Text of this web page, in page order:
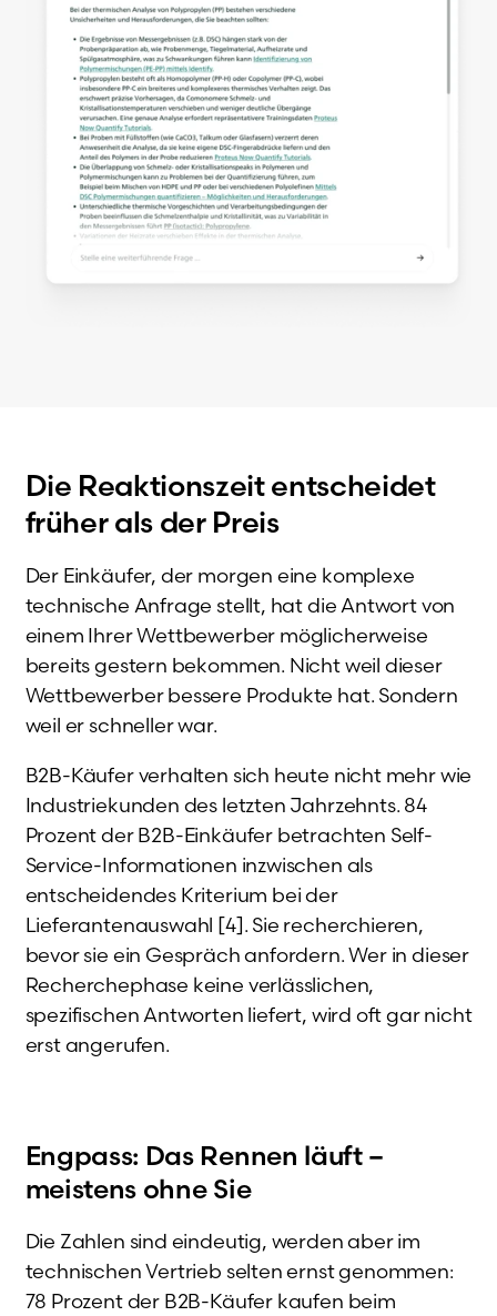
Die Reaktionszeit entscheidet
früher als der Preis
Der Einkäufer, der morgen eine komplexe
technische Anfrage stellt, hat die Antwort von
einem Ihrer Wettbewerber möglicherweise
bereits gestern bekommen. Nicht weil dieser
Wettbewerber bessere Produkte hat. Sondern
weil er schneller war.
B2B-Käufer verhalten sich heute nicht mehr wie
Industriekunden des letzten Jahrzehnts. 84
Prozent der B2B-Einkäufer betrachten Self-
Service-Informationen inzwischen als
entscheidendes Kriterium bei der
Lieferantenauswahl [4]. Sie recherchieren,
bevor sie ein Gespräch anfordern. Wer in dieser
Recherchephase keine verlässlichen,
spezifischen Antworten liefert, wird oft gar nicht
erst angerufen.
Engpass: Das Rennen läuft –
meistens ohne Sie
Die Zahlen sind eindeutig, werden aber im
technischen Vertrieb selten ernst genommen:
78 Prozent der B2B-Käufer kaufen beim